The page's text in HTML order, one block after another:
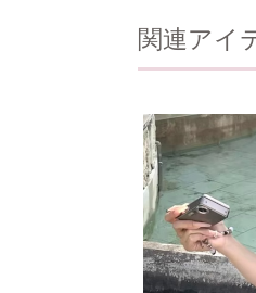
関連アイ